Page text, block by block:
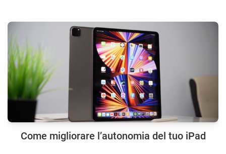
Come migliorare l’autonomia del tuo iPad